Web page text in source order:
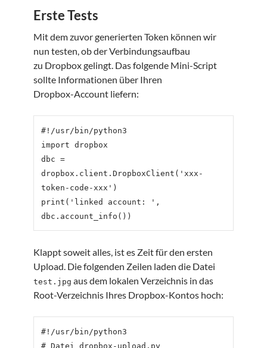
Erste Tests
Mit dem zuvor generierten Token können wir
nun testen, ob der Verbindungsaufbau
zu Dropbox gelingt. Das folgende Mini-Script
sollte Informationen über Ihren
Dropbox-Account liefern:
#!/usr/bin/python3
import dropbox
dbc =
dropbox.client.DropboxClient('xxx-
token-code-xxx')
print('linked account: ',
Klappt soweit alles, ist es Zeit für den ersten
Upload. Die folgenden Zeilen laden die Datei
test.jpg aus dem lokalen Verzeichnis in das
Root-Verzeichnis Ihres Dropbox-Kontos hoch:
#!/usr/bin/python3
# Datei dropbox-upload.py